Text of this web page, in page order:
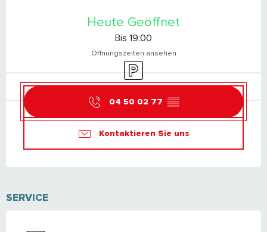
Heute Geöffnet
Bis 19:00
Öffnungszeiten ansehen
Parkplatz
04 50 02 77 ▒▒
Kontaktieren Sie uns
SERVICE